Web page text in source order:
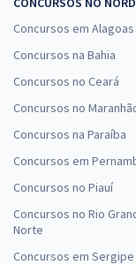
Concursos em Alagoas
Concursos na Bahia
Concursos no Ceará
Concursos no
Concursos na Paraíba
Concursos em
Concursos no Piauí
Concursos no Rio
Norte
Concursos em Sergipe